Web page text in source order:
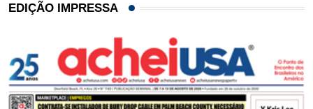
EDIÇÃO IMPRESSA